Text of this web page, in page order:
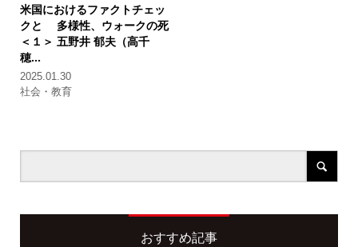
米国におけるファクトチェッ
クと 多様性、ウォークの死
＜１＞ 五野井 郁夫（高千
穂...
2025.01.30
社会・教育
おすすめ記事